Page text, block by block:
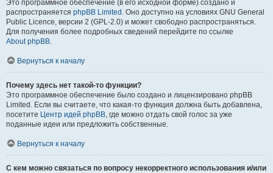
Это программное обеспечение (в его исходной форме) создано и
распространяется phpBB Limited . Оно доступно на условиях GNU General
Public Licence, версии 2 (GPL-2.0) и может свободно распространяться.
Для получения более подробных сведений перейдите по ссылке
About phpBB.
Вернуться к началу
Почему здесь нет такой-то функции?
Это программное обеспечение было создано и лицензировано phpBB
Limited. Если вы считаете, что какая-то функция должна быть добавлена,
посетите Центр идей phpBB, где можно отдать свой голос за уже
поданные идеи или предложить собственные.
Вернуться к началу
С кем можно связаться по вопросу некорректного использования и/или